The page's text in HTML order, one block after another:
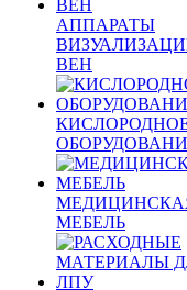
АППАРАТЫ
ВЕН
МЕБЕЛЬ